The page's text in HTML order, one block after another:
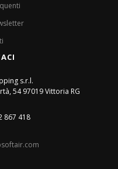
s.r.l.
5497019 Vittoria RG
867 418